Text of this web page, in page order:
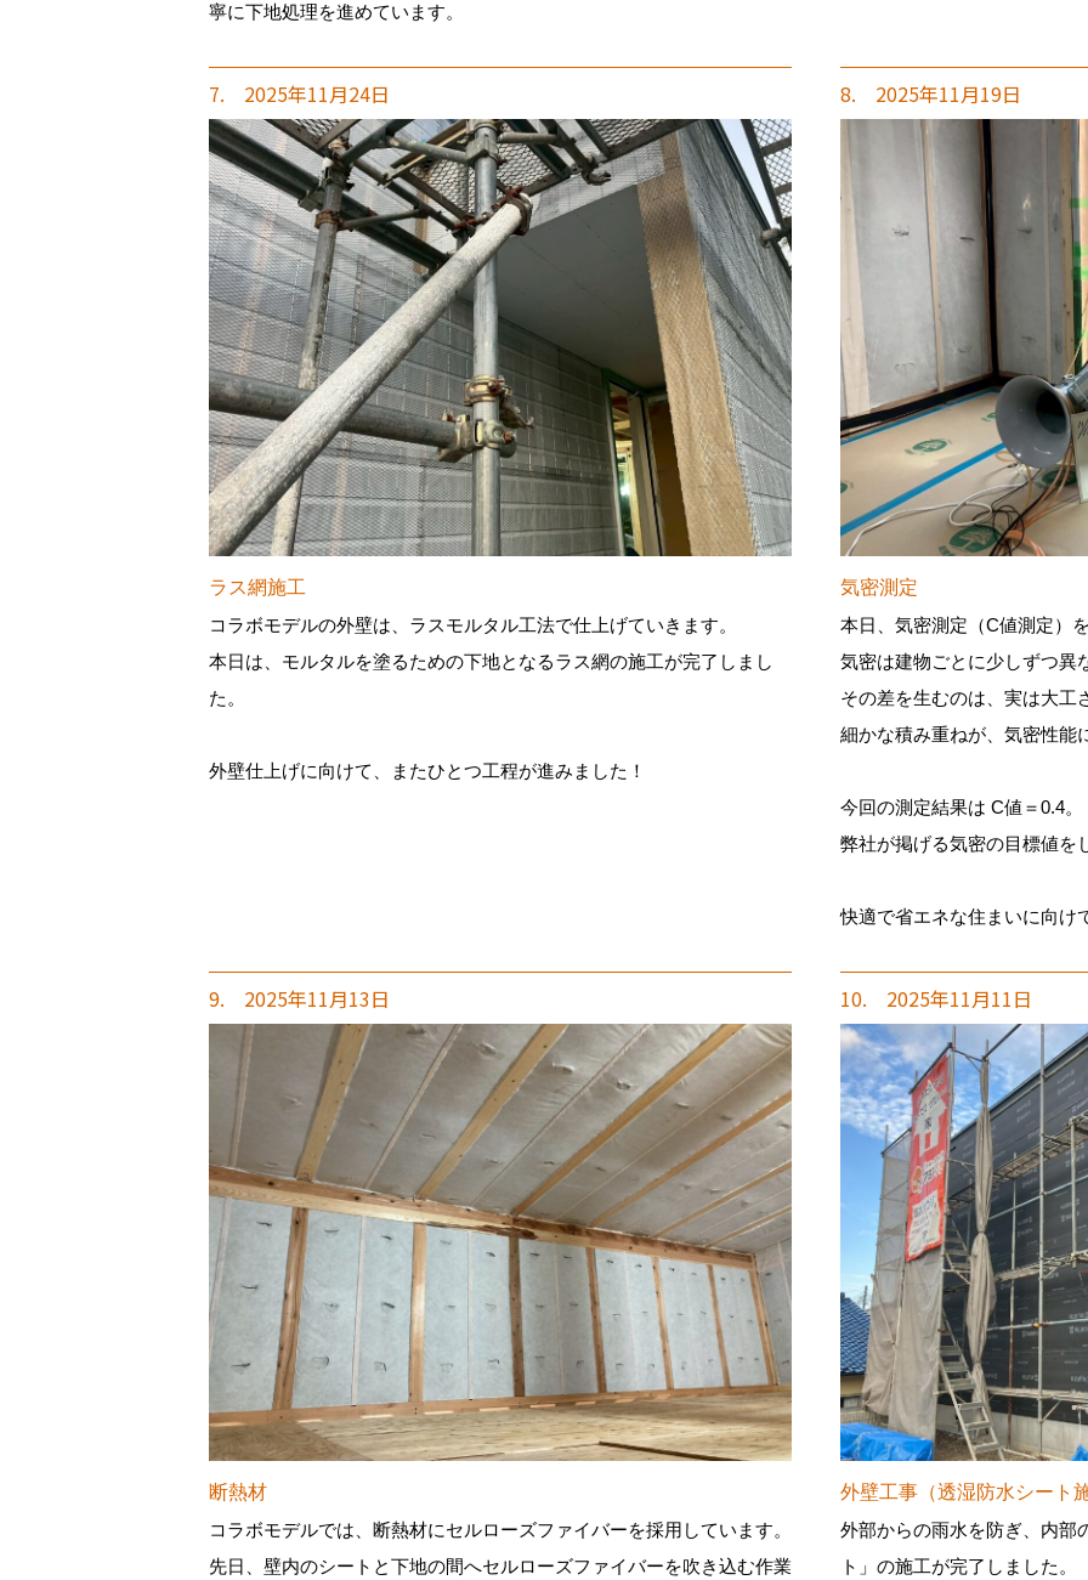
寧に下地処理を進めています。
7. 2025年11月24日
ラス網施工
コラボモデルの外壁は、ラスモルタル工法で仕上げていきます。
本日は、モルタルを塗るための下地となるラス網の施工が完了しまし
た。
外壁仕上げに向けて、またひとつ工程が進みました！
8. 2025年11月19日
気密測定
本日、気密測定（C値測定）
気密は建物ごとに少しずつ異
その差を生むのは、実は大工
細かな積み重ねが、気密性能
今回の測定結果は C値＝0.4。
弊社が掲げる気密の目標値を
快適で省エネな住まいに向け
9. 2025年11月13日
断熱材
コラボモデルでは、断熱材にセルローズファイバーを採用しています。
先日、壁内のシートと下地の間へセルローズファイバーを吹き込む作業
10. 2025年11月11日
外壁工事（透湿防水シート
外部からの雨水を防ぎ、内部
ト」の施工が完了しました。